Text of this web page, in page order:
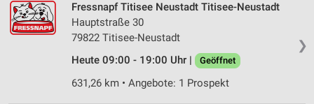
❯
Fressnapf Titisee Neustadt Titisee-Neustadt
Hauptstraße 30
79822 Titisee-Neustadt
Heute 09:00 - 19:00 Uhr |
Geöffnet
631,26 km • Angebote: 1 Prospekt